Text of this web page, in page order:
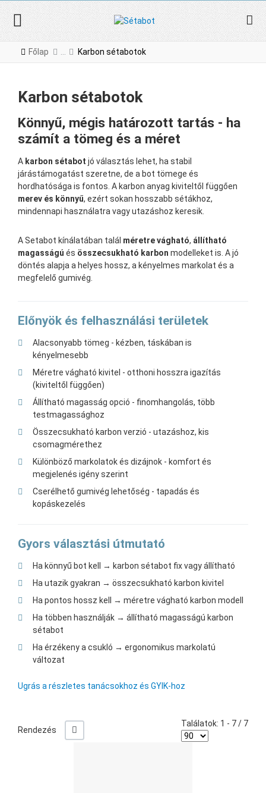
Főlap Karbon sétabotok
Karbon sétabotok
Könnyű, mégis határozott tartás - ha
számít a tömeg és a méret
A karbon sétabot jó választás lehet, ha stabil
járástámogatást szeretne, de a bot tömege és
hordhatósága is fontos. A karbon anyag kiviteltől függően
merev és könnyű, ezért sokan hosszabb sétákhoz,
mindennapi használatra vagy utazáshoz keresik.
A Setabot kínálatában talál méretre vágható, állítható
magasságú és összecsukható karbon modelleket is. A jó
döntés alapja a helyes hossz, a kényelmes markolat és a
megfelelő gumivég.
Előnyök és felhasználási területek
Alacsonyabb tömeg - kézben, táskában is
kényelmesebb
Méretre vágható kivitel - otthoni hosszra igazítás
(kiviteltől függően)
Állítható magasság opció - finomhangolás, több
testmagassághoz
Összecsukható karbon verzió - utazáshoz, kis
csomagmérethez
Különböző markolatok és dizájnok - komfort és
megjelenés igény szerint
Cserélhető gumivég lehetőség - tapadás és
kopáskezelés
Gyors választási útmutató
Ha könnyű bot kell → karbon sétabot fix vagy állítható
Ha utazik gyakran → összecsukható karbon kivitel
Ha pontos hossz kell → méretre vágható karbon modell
Ha többen használják → állítható magasságú karbon
sétabot
Ha érzékeny a csukló → ergonomikus markolatú
változat
Ugrás a részletes tanácsokhoz és GYIK-hoz
Rendezés -/+
Találatok: 1 - 7 / 7